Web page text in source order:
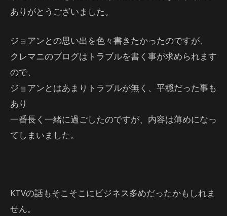
ありがとうございました。
ジョアンとの思い出を色々書きたかったのですが、
クレマニのブログはトラブルを書く事が求められます
ので、
ジョアンとはあまりトラブルが無く、平穏だった事も
あり
一番長く一緒に過ごしたのですが、内容は薄めになっ
てしまいました。
KTVの話もそこそこにビジネス多めだったかもしれま
せん。